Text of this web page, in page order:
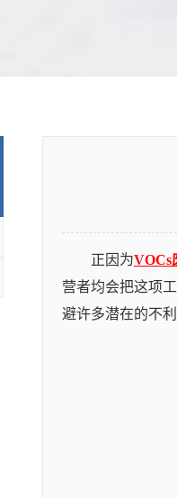
正因为VOCs
营者均会把这项
避许多潜在的不